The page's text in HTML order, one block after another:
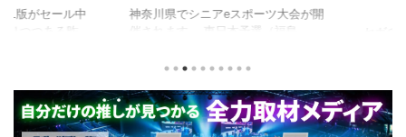
セール中
ルを独自に
。（類似し
ゲーム、長
神奈川県でシニアeスポーツ大会が開
催されます。 東日本予選（福島
選（神奈川県）の優勝者3名が決勝大
仕様。ご当地キャラクターによる対戦
も見られるとのことなので、家族で楽
しめるイベントになっているようで
ファンから
や編成や育